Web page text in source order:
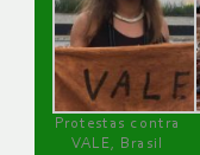
Protestas contra
VALE, Brasil